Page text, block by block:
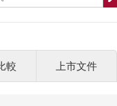
較 上市文件